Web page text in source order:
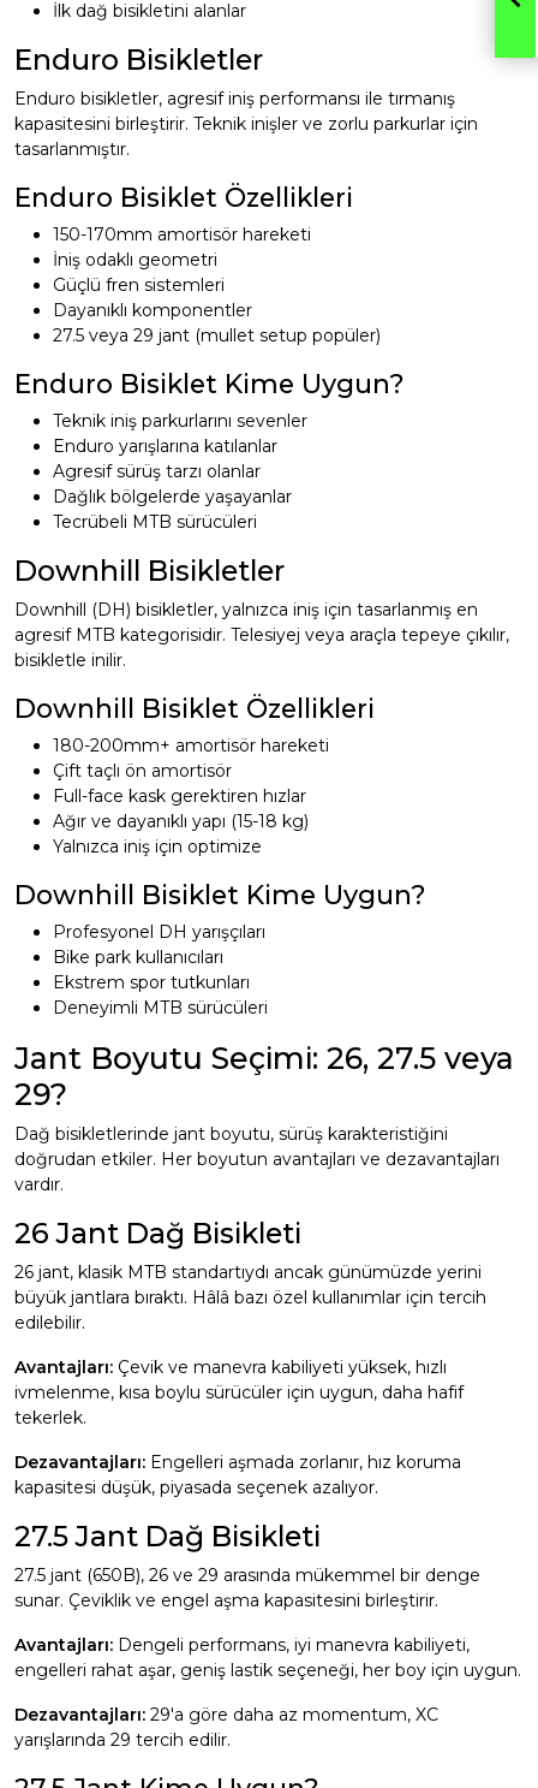
İlk dağ bisikletini alanlar
Enduro Bisikletler
Enduro bisikletler, agresif iniş performansı ile tırmanış
kapasitesini birleştirir. Teknik inişler ve zorlu parkurlar için
tasarlanmıştır.
Enduro Bisiklet Özellikleri
150-170mm amortisör hareketi
İniş odaklı geometri
Güçlü fren sistemleri
Dayanıklı komponentler
27.5 veya 29 jant (mullet setup popüler)
Enduro Bisiklet Kime Uygun?
Teknik iniş parkurlarını sevenler
Enduro yarışlarına katılanlar
Agresif sürüş tarzı olanlar
Dağlık bölgelerde yaşayanlar
Tecrübeli MTB sürücüleri
Downhill Bisikletler
Downhill (DH) bisikletler, yalnızca iniş için tasarlanmış en
agresif MTB kategorisidir. Telesiyej veya araçla tepeye çıkılır,
bisikletle inilir.
Downhill Bisiklet Özellikleri
180-200mm+ amortisör hareketi
Çift taçlı ön amortisör
Full-face kask gerektiren hızlar
Ağır ve dayanıklı yapı (15-18 kg)
Yalnızca iniş için optimize
Downhill Bisiklet Kime Uygun?
Profesyonel DH yarışçıları
Bike park kullanıcıları
Ekstrem spor tutkunları
Deneyimli MTB sürücüleri
Jant Boyutu Seçimi: 26, 27.5 veya
29?
Dağ bisikletlerinde jant boyutu, sürüş karakteristiğini
doğrudan etkiler. Her boyutun avantajları ve dezavantajları
vardır.
26 Jant Dağ Bisikleti
26 jant, klasik MTB standartıydı ancak günümüzde yerini
büyük jantlara bıraktı. Hâlâ bazı özel kullanımlar için tercih
edilebilir.
Avantajları: Çevik ve manevra kabiliyeti yüksek, hızlı
ivmelenme, kısa boylu sürücüler için uygun, daha hafif
tekerlek.
Dezavantajları: Engelleri aşmada zorlanır, hız koruma
kapasitesi düşük, piyasada seçenek azalıyor.
27.5 Jant Dağ Bisikleti
27.5 jant (650B), 26 ve 29 arasında mükemmel bir denge
sunar. Çeviklik ve engel aşma kapasitesini birleştirir.
Avantajları: Dengeli performans, iyi manevra kabiliyeti,
engelleri rahat aşar, geniş lastik seçeneği, her boy için uygun.
Dezavantajları: 29'a göre daha az momentum, XC
yarışlarında 29 tercih edilir.